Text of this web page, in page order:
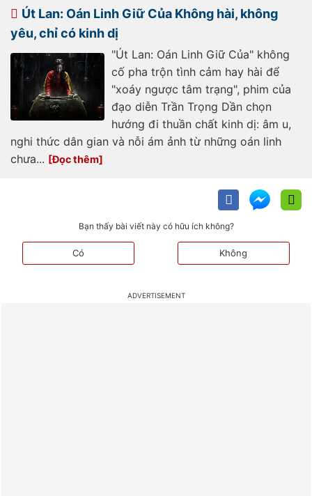
vung-ve-83281.html
Út Lan: Oán Linh Giữ Của Không hài, không
yêu, chỉ có kinh dị
"Út Lan: Oán Linh Giữ Của" không
cố pha trộn tình cảm hay hài để
"xoáy ngược tâm trạng", phim của
đạo diễn Trần Trọng Dần chọn
hướng đi thuần chất kinh dị: âm u,
nghi thức dân gian và nỗi ám ảnh từ những oán linh
chưa...
Bạn thấy bài viết này có hữu ích không?
Có Không